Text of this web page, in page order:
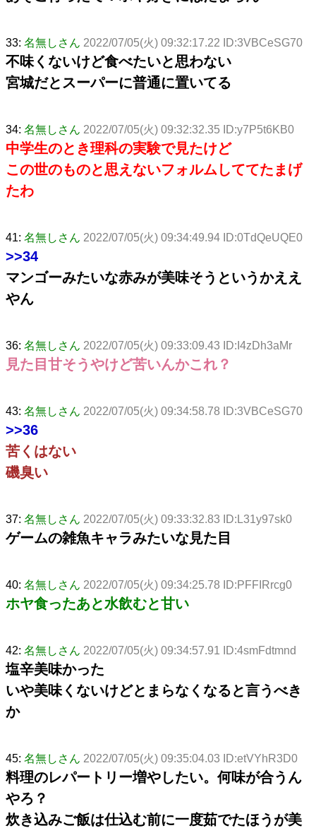
33: 名無しさん 2022/07/05(火) 09:32:17.22 ID:3VBCeSG70
不味くないけど食べたいと思わない
宮城だとスーパーに普通に置いてる
34: 名無しさん 2022/07/05(火) 09:32:32.35 ID:y7P5t6KB0
中学生のとき理科の実験で見たけど
この世のものと思えないフォルムしててたまげ
たわ
41: 名無しさん 2022/07/05(火) 09:34:49.94 ID:0TdQeUQE0
>>34
マンゴーみたいな赤みが美味そうというかええ
やん
36: 名無しさん 2022/07/05(火) 09:33:09.43 ID:I4zDh3aMr
見た目甘そうやけど苦いんかこれ？
43: 名無しさん 2022/07/05(火) 09:34:58.78 ID:3VBCeSG70
>>36
苦くはない
磯臭い
37: 名無しさん 2022/07/05(火) 09:33:32.83 ID:L31y97sk0
ゲームの雑魚キャラみたいな見た目
40: 名無しさん 2022/07/05(火) 09:34:25.78 ID:PFFIRrcg0
ホヤ食ったあと水飲むと甘い
42: 名無しさん 2022/07/05(火) 09:34:57.91 ID:4smFdtmnd
塩辛美味かった
いや美味くないけどとまらなくなると言うべき
か
45: 名無しさん 2022/07/05(火) 09:35:04.03 ID:etVYhR3D0
料理のレパートリー増やしたい。何味が合うん
やろ？
炊き込みご飯は仕込む前に一度茹でたほうが美